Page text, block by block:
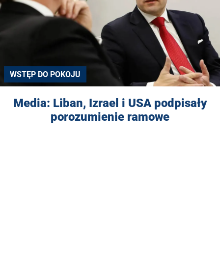
WSTĘP DO POKOJU
Media: Liban, Izrael i USA podpisały
porozumienie ramowe